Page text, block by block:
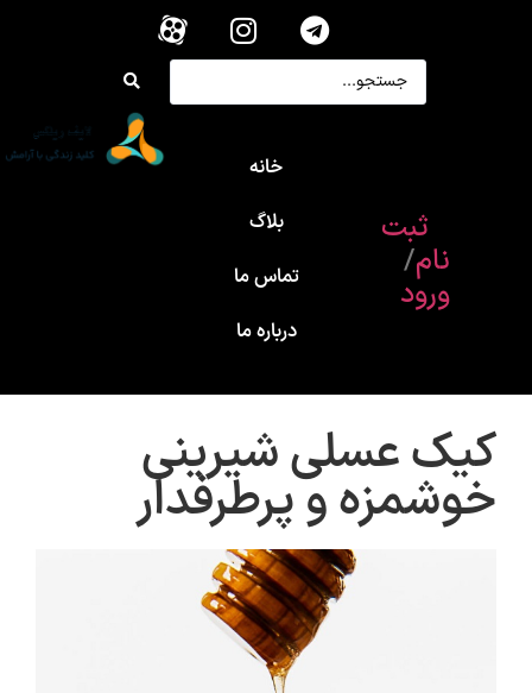
ثبت
نام/
ورود
خانه
بلاگ
تماس ما
درباره ما
کیک عسلی شیرینی
خوشمزه و پرطرفدار